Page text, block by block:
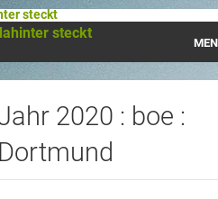
steckt
steckt
2020 : boe :